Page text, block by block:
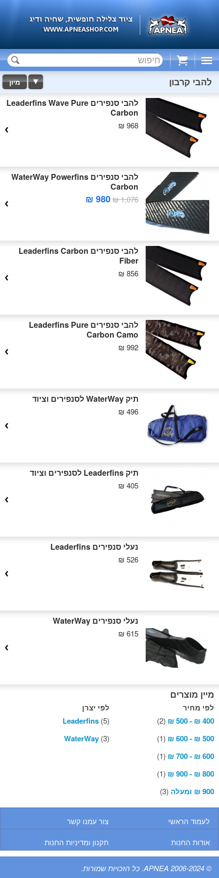
להבי קרבון מיון
להבי סנפירים Leaderfins Wave Pure
Carbon
968 ₪
להבי סנפירים WaterWay Powerfins
Carbon
1,076 ₪
980 ₪
להבי סנפירים Leaderfins Carbon
Fiber
856 ₪
להבי סנפירים Leaderfins Pure
Carbon Camo
992 ₪
תיק WaterWay לסנפירים וציוד
496 ₪
תיק Leaderfins לסנפירים וציוד
405 ₪
נעלי סנפירים Leaderfins
526 ₪
נעלי סנפירים WaterWay
615 ₪
מיין מוצרים
לפי מחיר
400 ₪
-
500 ₪
(2)
500 ₪
-
600 ₪
(1)
600 ₪
-
700 ₪
(1)
800 ₪
-
900 ₪
(1)
900 ₪ ומעלה (3)
לפי יצרן
Leaderfins (5)
WaterWay (3)
לעמוד הראשי צור עמנו קשר
אודות החנות תקנון ומדיניות החנות
© 2006-2024 APNEA. כל הזכויות שמורות.